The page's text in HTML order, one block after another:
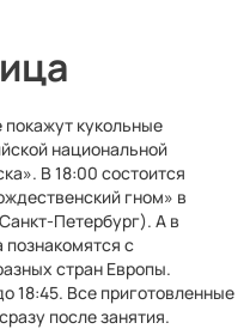
кукольные
национальной
В 18:00 состоится
гном» в
Петербург). А в
познакомятся с
стран Европы.
18:45. Все приготовленные
после занятия.